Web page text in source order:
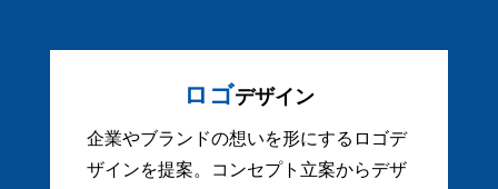
ロゴデザイン
企業やブランドの想いを形にするロゴデ
ザインを提案。コンセプト立案からデザ